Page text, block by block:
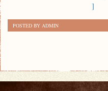
]
POSTED BY ADMIN